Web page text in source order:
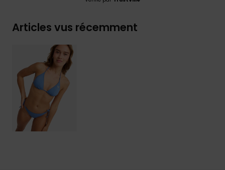
Articles vus récemment